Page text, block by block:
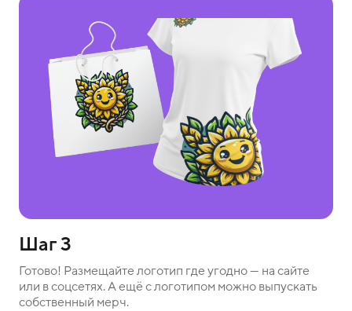
Шаг 3
Готово! Размещайте логотип где угодно — на сайте
или в соцсетях. А ещё с логотипом можно выпускать
собственный мерч.